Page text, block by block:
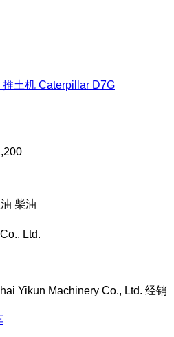
推土机 Caterpillar D7G
柴油
Ltd.
Yikun Machinery Co., Ltd. 经销